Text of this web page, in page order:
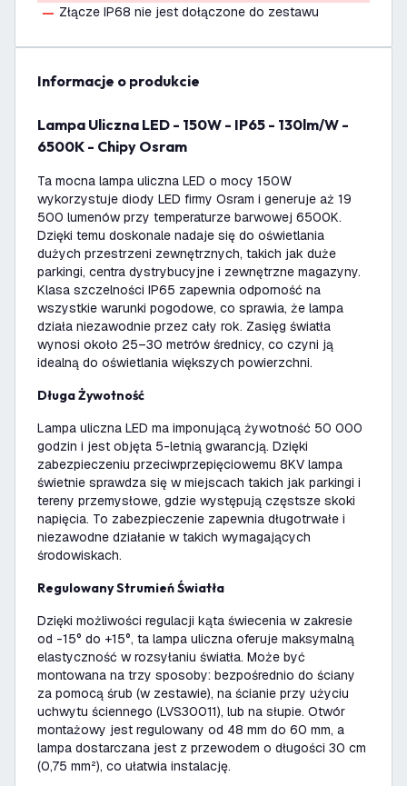
Złącze IP68 nie jest dołączone do zestawu
informacje o produkcie
Lampa Uliczna LED - 150W - IP65 - 130lm/W -
6500K - Chipy Osram
Ta mocna lampa uliczna LED o mocy 150W
wykorzystuje diody LED firmy Osram i generuje aż 19
500 lumenów przy temperaturze barwowej 6500K.
Dzięki temu doskonale nadaje się do oświetlania
dużych przestrzeni zewnętrznych, takich jak duże
parkingi, centra dystrybucyjne i zewnętrzne magazyny.
Klasa szczelności IP65 zapewnia odporność na
wszystkie warunki pogodowe, co sprawia, że lampa
działa niezawodnie przez cały rok. Zasięg światła
wynosi około 25–30 metrów średnicy, co czyni ją
idealną do oświetlania większych powierzchni.
Długa Żywotność
Lampa uliczna LED ma imponującą żywotność 50 000
godzin i jest objęta 5-letnią gwarancją. Dzięki
zabezpieczeniu przeciwprzepięciowemu 8KV lampa
świetnie sprawdza się w miejscach takich jak parkingi i
tereny przemysłowe, gdzie występują częstsze skoki
napięcia. To zabezpieczenie zapewnia długotrwałe i
niezawodne działanie w takich wymagających
środowiskach.
Regulowany Strumień Światła
Dzięki możliwości regulacji kąta świecenia w zakresie
od -15° do +15°, ta lampa uliczna oferuje maksymalną
elastyczność w rozsyłaniu światła. Może być
montowana na trzy sposoby: bezpośrednio do ściany
za pomocą śrub (w zestawie), na ścianie przy użyciu
uchwytu ściennego (LVS30011), lub na słupie. Otwór
montażowy jest regulowany od 48 mm do 60 mm, a
lampa dostarczana jest z przewodem o długości 30 cm
(0,75 mm²), co ułatwia instalację.